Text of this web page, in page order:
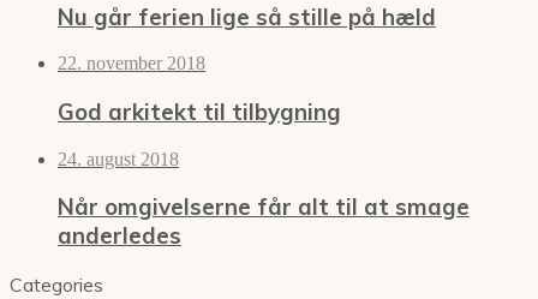
Nu går ferien lige så stille på hæld
22. november 2018
God arkitekt til tilbygning
24. august 2018
Når omgivelserne får alt til at smage
anderledes
Categories